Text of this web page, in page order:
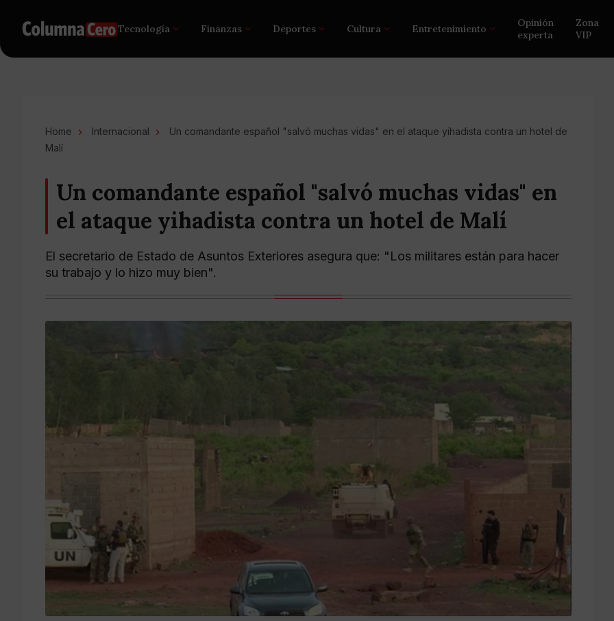
Tecnología Finanzas Deportes Cultura Entretenimiento
Opinión
experta
Zona
VIP
Home Internacional
Un comandante español "salvó muchas vidas" en el ataque yihadista contra un hotel de
Malí
Un comandante español "salvó muchas vidas" en
el ataque yihadista contra un hotel de Malí
El secretario de Estado de Asuntos Exteriores asegura que: "Los militares están para hacer
su trabajo y lo hizo muy bien".